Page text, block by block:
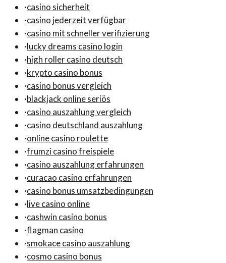
·casino sicherheit
·casino jederzeit verfügbar
·casino mit schneller verifizierung
·lucky dreams casino login
·high roller casino deutsch
·krypto casino bonus
·casino bonus vergleich
·blackjack online seriös
·casino auszahlung vergleich
·casino deutschland auszahlung
·online casino roulette
·frumzi casino freispiele
·casino auszahlung erfahrungen
·curacao casino erfahrungen
·casino bonus umsatzbedingungen
·live casino online
·cashwin casino bonus
·flagman casino
·smokace casino auszahlung
·cosmo casino bonus